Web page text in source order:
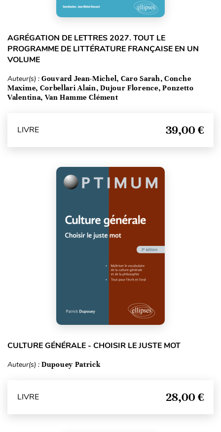
AGRÉGATION DE LETTRES 2027. TOUT LE
PROGRAMME DE LITTÉRATURE FRANÇAISE EN UN
VOLUME
Auteur(s) : Gouvard Jean-Michel, Caro Sarah, Conche
Maxime, Corbellari Alain, Dujour Florence, Ponzetto
Valentina, Van Hamme Clément
LIVRE 39,00 €
CULTURE GÉNÉRALE - CHOISIR LE JUSTE MOT
Auteur(s) : Dupouey Patrick
LIVRE 28,00 €